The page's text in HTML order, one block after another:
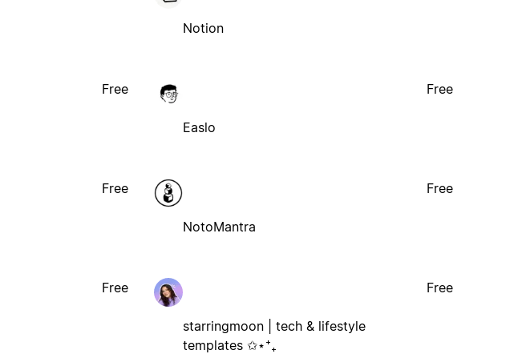
Notion
Free
Easlo
Free
Free
NotoMantra
Free
Free
starringmoon | tech & lifestyle
templates ✩⋆⁺₊
Free